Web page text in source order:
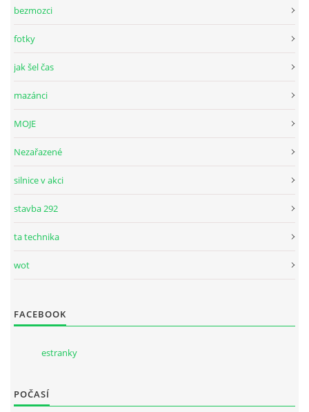
bezmozci
fotky
jak šel čas
mazánci
MOJE
Nezařazené
silnice v akci
stavba 292
ta technika
wot
FACEBOOK
estranky
POČASÍ